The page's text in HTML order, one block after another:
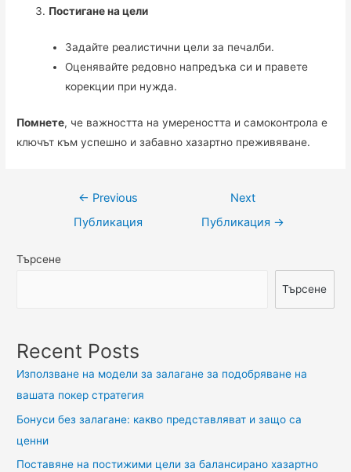
Постигане на цели
Задайте реалистични цели за печалби.
Оценявайте редовно напредъка си и правете
корекции при нужда.
Помнете, че важността на умереността и самоконтрола е
ключът към успешно и забавно хазартно преживяване.
Навигация
← Previous
Публикация
Next
Публикация →
Търсене
Търсене
Recent Posts
Използване на модели за залагане за подобряване на
вашата покер стратегия
Бонуси без залагане: какво представляват и защо са
ценни
Поставяне на постижими цели за балансирано хазартно